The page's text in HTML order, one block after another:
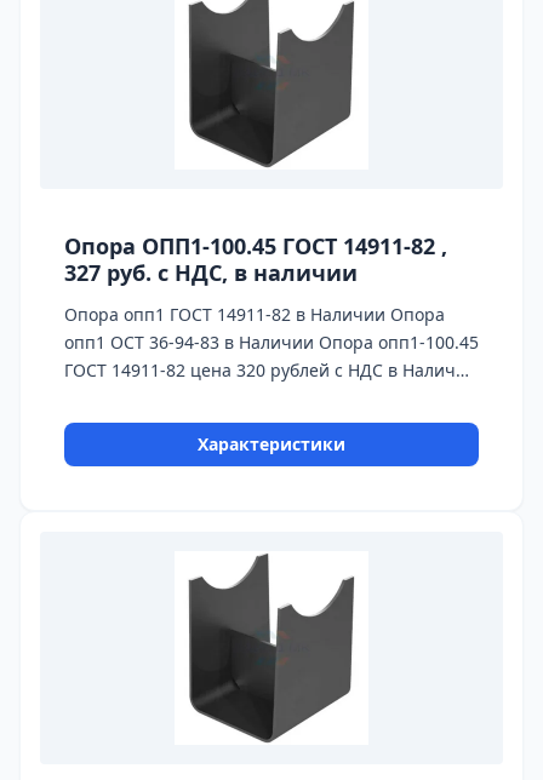
Опора ОПП1-100.45 ГОСТ 14911-82 ,
327 руб. с НДС, в наличии
Опора опп1 ГОСТ 14911-82 в Наличии Опора
опп1 ОСТ 36-94-83 в Наличии Опора опп1-100.45
ГОСТ 14911-82 цена 320 рублей с НДС в Наличии
паспорт качества,сертификаты на
используемые материалы и предоставляется
наличии опоры на складе!
Характеристики